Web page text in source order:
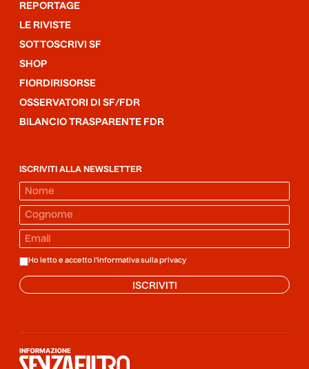
REPORTAGE
LE RIVISTE
SOTTOSCRIVI SF
SHOP
FIORDIRISORSE
OSSERVATORI DI SF/FDR
BILANCIO TRASPARENTE FDR
ISCRIVITI ALLA NEWSLETTER
Ho letto e accetto l'informativa sulla privacy
ISCRIVITI